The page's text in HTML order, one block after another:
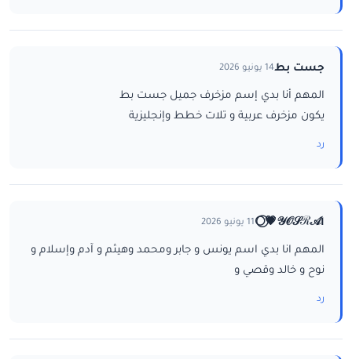
جست بط14 يونيو 2026
المهم أنا بدي إسم مزخرف جميل جست بط
يكون مزخرف عربية و تلات خطط وإنجليزية
رد
ا𝒴𝒪𝒮ℛ𝒜💗⃝🌕 11 يونيو 2026
المهم انا بدي اسم يونس و جابر ومحمد وهيثم و آدم وإسلام و
نوح و خالد وقصي و
رد